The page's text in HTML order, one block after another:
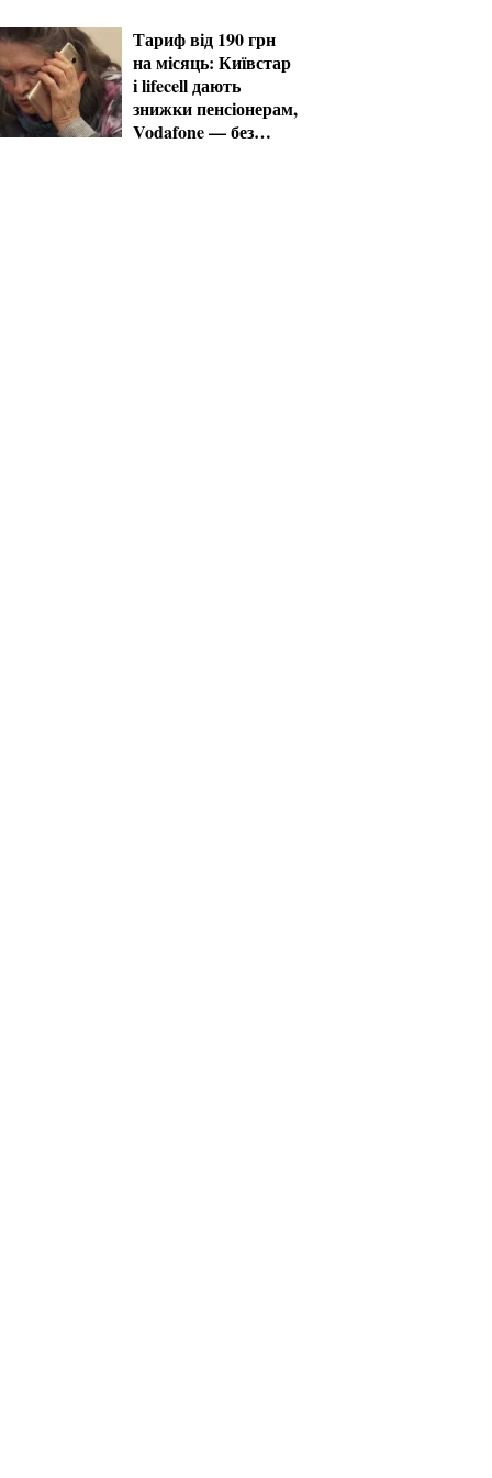
Тариф від 190 грн
на місяць: Київстар
і lifecell дають
знижки пенсіонерам,
Vodafone — без